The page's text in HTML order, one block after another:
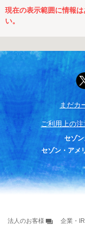
現在の表示範囲に情報
い。
まだカ
ご利用上の
セゾ
セゾン・アメ
法人のお客様 企業・